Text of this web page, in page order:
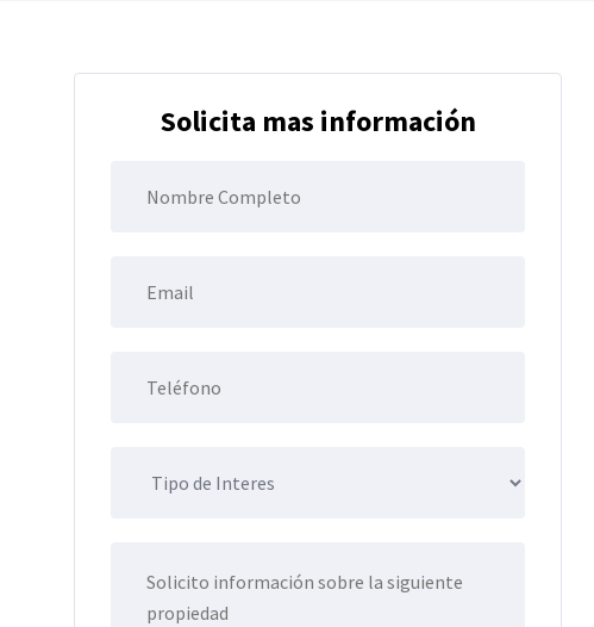
Solicita mas información